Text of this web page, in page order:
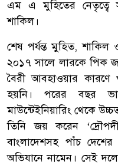
এম এ মুহিতের নেতৃত্বে
শাকিল।
শেষ পর্যন্ত মুহিত,
২০১৭ সালে লারকে পিক
বৈরী আবহাওয়ার
হয়নি। পরের বছর
মাউন্টেইনিয়ারিং থেকে
তিনি জয় করেন
বাংলাদেশসহ পাঁচ
অভিযানে নামেন। সেই